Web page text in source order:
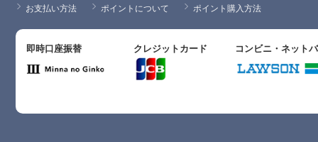
お支払い方法 ポイントについて ポイント購入方法
即時口座振替 クレジットカード コンビニ・ネット